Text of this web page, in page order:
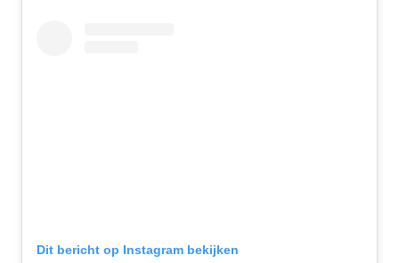
Dit bericht op Instagram bekijken